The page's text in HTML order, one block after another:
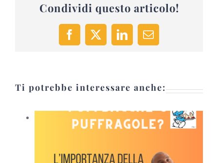
Condividi questo articolo!
Facebook
X LinkedInEmail
Ti potrebbe interessare anche: